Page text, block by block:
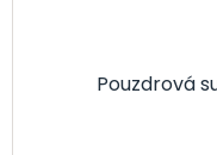
Pouzdrová